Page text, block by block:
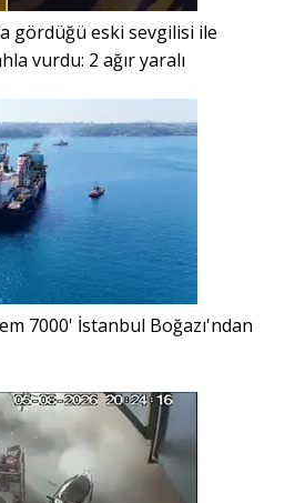
gördüğü eski sevgilisi ile
vurdu: 2 ağır yaralı
7000' İstanbul Boğazı'ndan